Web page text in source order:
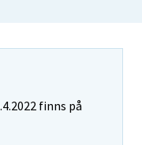
finns på